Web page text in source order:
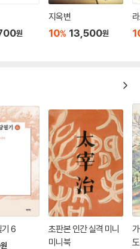
하고 강탈하는 강도들이지 공평한 정
풍모와는 근본적으로 다르다는 평
의反忠義’라는 의견을 제기했는데,
지 않을 수 없다”며 거세게 비난하기
인 유만춘兪萬春(1794~1849) 또
말까지 『수호전』에 대한 주류적 관
교재反面?材’로 삼아야 한다는 것이
대 말까지 고문학에 대한 새로운 학
』에 대한 평가 또한 후스胡適와 루
. 이른바 ‘정부에 대한 반항’이라는
은 네 명의 큰 도적을 평정하여 공을
빠져 죽임을 당했다”고 하여 하층민
부에 대한 반항’ 관점을 제기했다.
원
지옥변
10% 13,500원
기 6
원
초판본 인간 실격 미니
미니북